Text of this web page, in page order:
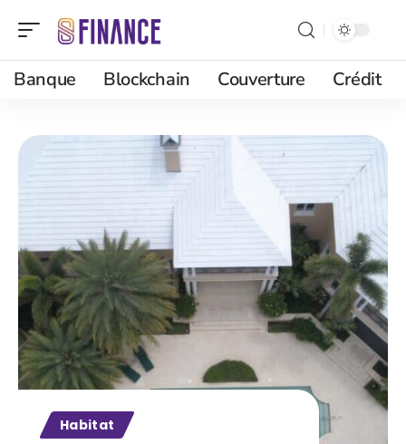
Banque Blockchain Couverture Crédit
Habitat